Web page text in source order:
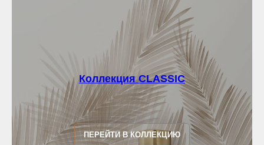
КоллекцияCLASSIC
ПЕРЕЙТИ В КОЛЛЕКЦИЮ